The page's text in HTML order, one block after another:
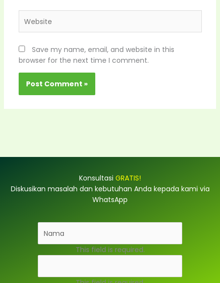
Save my name, email, and website in this
browser for the next time I comment.
Konsultasi GRATIS!
Diskusikan masalah dan kebutuhan Anda kepada kami via
WhatsApp
This field is required.